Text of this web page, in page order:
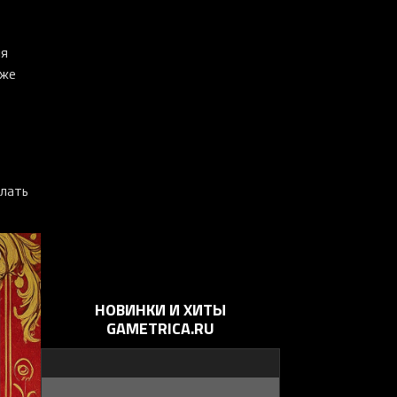
НОВИНКИ И ХИТЫ
GAMETRICA.RU